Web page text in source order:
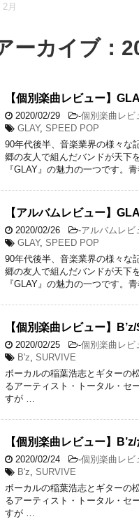
2月
ーカイブ：
【個別楽曲レビュー】
2020/02/29 -個別楽曲レビ
GLAY, SPEED POP
90年代後半、音楽業界の様々な
郷の友人で組んだバンドが天下
『GLAY』の魅力の一つです。
【アルバムレビュー】
2020/02/26 -アルバムレビ
GLAY, SPEED POP
90年代後半、音楽業界の様々な
郷の友人で組んだバンドが天下
『GLAY』の魅力の一つです。
【個別楽曲レビュー】
2020/02/25 -個別楽曲レビ
B'z SURVIVE
ボーカルの稲葉浩志とギターの
るアーティスト・トータル・セ
すが …
【個別楽曲レビュー】
2020/02/24 -個別楽曲レビ
B'z SURVIVE
ボーカルの稲葉浩志とギターの
るアーティスト・トータル・セ
すが …